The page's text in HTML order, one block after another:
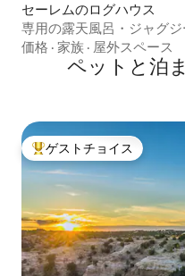
セーレムのログハウス
専用の露天風呂・ジャグ
ー」ツリーハウス
価格 · 家族 · 屋外スペース
ペットと泊
大好評のゲストチョイスで
ゲストチョイス